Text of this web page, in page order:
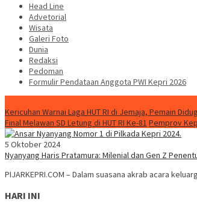
Head Line
Advetorial
Wisata
Galeri Foto
Dunia
Redaksi
Pedoman
Formulir Pendataan Anggota PWI Kepri 2026
Kericuhan Warnai Laga HUT RI di Jemaja, Pemain
Final Melawan SD Letung di HUT RI Ke-81 Pemprov
5 Oktober 2024
Nyanyang Haris Pratamura: Milenial dan Gen Z
PIJARKEPRI.COM – Dalam suasana akrab acara
HARI INI